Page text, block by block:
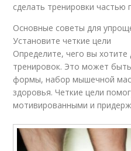
сделать тренировки частью
Основные советы для
Установите четкие цели
Определите, чего вы
тренировок. Это может
формы, набор мышечной
здоровья. Четкие цели
мотивированными и